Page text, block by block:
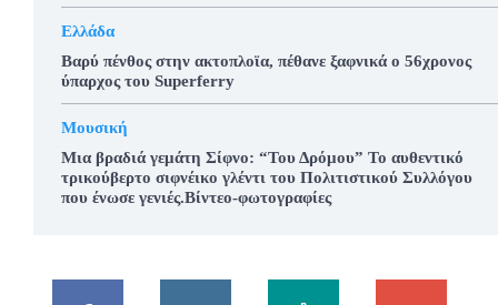
Ελλάδα
Βαρύ πένθος στην ακτοπλοϊα, πέθανε ξαφνικά ο 56χρονος
ύπαρχος του Superferry
Μουσική
Μια βραδιά γεμάτη Σίφνο: “Του Δρόμου” Το αυθεντικό
τρικούβερτο σιφνέικο γλέντι του Πολιτιστικού Συλλόγου
που ένωσε γενιές.Βίντεο-φωτογραφίες